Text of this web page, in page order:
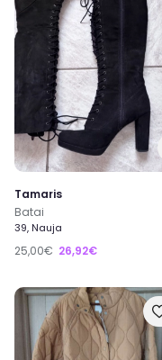
Tamaris
Batai
39, Nauja
25,00€ 26,92€